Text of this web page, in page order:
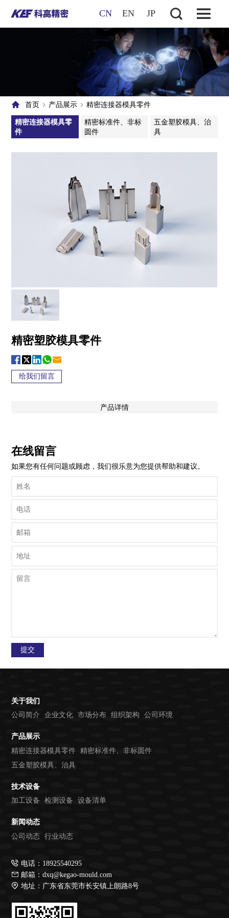
CN EN JP
首页 产品展示 精密连接器模具零件
精密连接器模具零
件
精密标准件、非标
圆件
五金塑胶模具、治
具
精密塑胶模具零件
给我们留言
产品详情
在线留言
如果您有任何问题或顾虑，我们很乐意为您提供帮助和建议。
关于我们
公司简介
企业文化 市场分布 组织架构 公司环境
产品展示
精密连接器模具零件 精密标准件、非标圆件
五金塑胶模具、治具
技术设备
加工设备
检测设备 设备清单
新闻动态
公司动态 行业动态
电话：18925540295
邮箱：dxq@kegao-mould.com
地址：广东省东莞市长安镇上朗路8号